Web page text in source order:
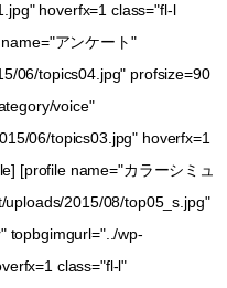
hoverfx=1 class="fl-l
アンケート"
06/topics04.jpg" profsize=90
voice"
06/topics03.jpg" hoverfx=1
[profile name="カラーシミュ
uploads/2015/08/top05_s.jpg"
topbgimgurl="../wp-
class="fl-l"